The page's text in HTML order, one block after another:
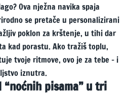
Ova nježna navika spaja
se pretače u personalizirani
poklon za krštenje, u tihi dar
kad porastu. Ako tražiš toplu,
tvoje ritmove, ovo je za tebe – i
iznutra.
pisama” u tri